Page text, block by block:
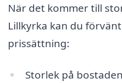
När det kommer till
Lillkyrka kan du
prissättning:
Storlek på